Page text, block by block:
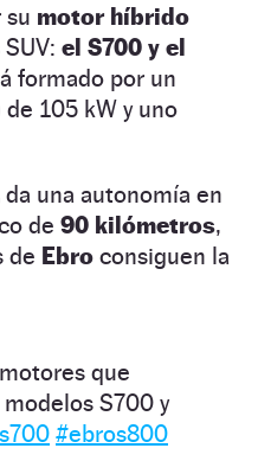
su motor híbrido
el S700 y el
formado por un
105 kW y uno
da una autonomía en
de 90 kilómetros,
de Ebro consiguen la
que
S700 y
#ebros800